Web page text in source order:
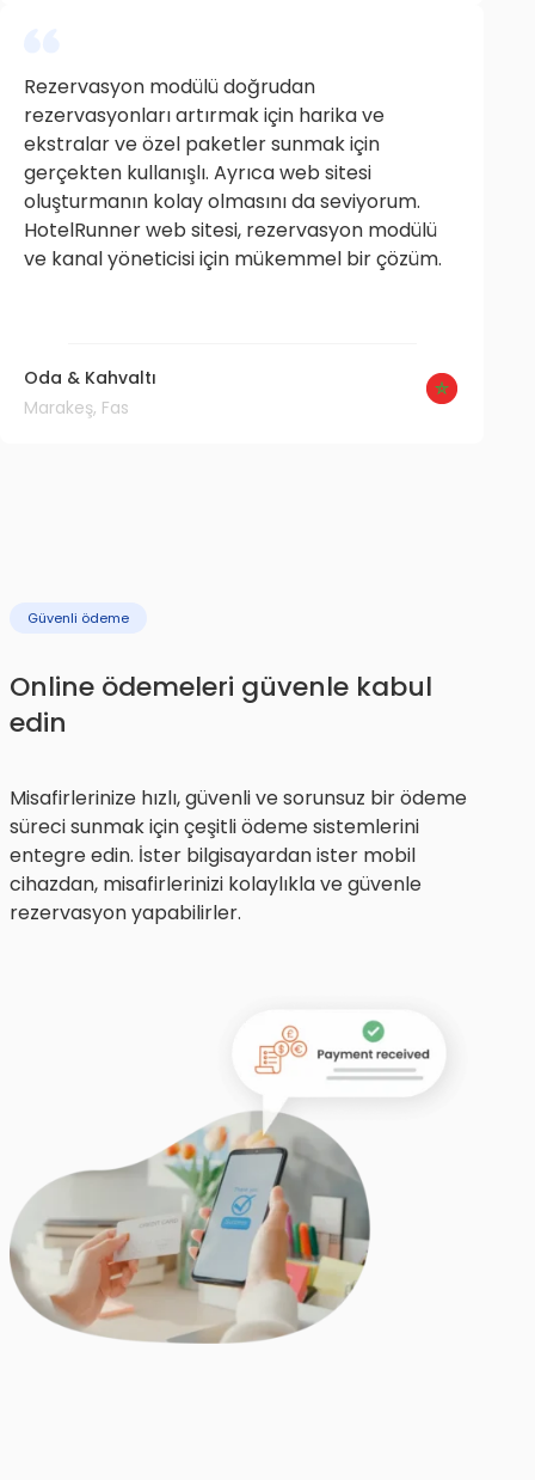
Rezervasyon modülü doğrudan
rezervasyonları artırmak için harika ve
ekstralar ve özel paketler sunmak için
gerçekten kullanışlı. Ayrıca web sitesi
oluşturmanın kolay olmasını da seviyorum.
HotelRunner web sitesi, rezervasyon modülü
ve kanal yöneticisi için mükemmel bir çözüm.
Oda & Kahvaltı
Marakeş, Fas
Güvenli ödeme
Online ödemeleri güvenle kabul
edin
Misafirlerinize hızlı, güvenli ve sorunsuz bir ödeme
süreci sunmak için çeşitli ödeme sistemlerini
entegre edin. İster bilgisayardan ister mobil
cihazdan, misafirlerinizi kolaylıkla ve güvenle
rezervasyon yapabilirler.